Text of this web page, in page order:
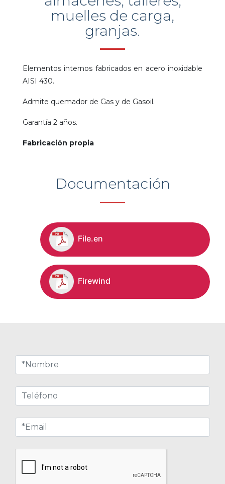
muelles de carga,
granjas.
Elementos internos fabricados en acero inoxidable
AISI 430.
Admite quemador de Gas y de Gasoil.
Garantía 2 años.
Fabricación propia
Documentación
File.en
Firewind